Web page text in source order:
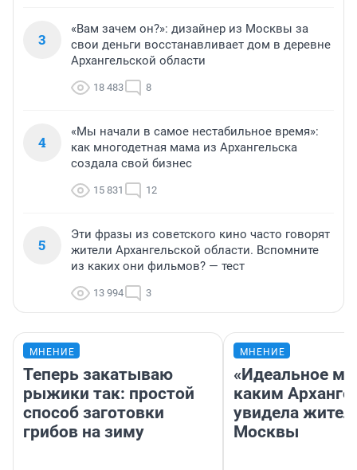
3
«Вам зачем он?»: дизайнер из Москвы за
свои деньги восстанавливает дом в деревне
Архангельской области
18 483 8
4
«Мы начали в самое нестабильное время»:
как многодетная мама из Архангельска
создала свой бизнес
15 831 12
5
Эти фразы из советского кино часто говорят
жители Архангельской области. Вспомните
из каких они фильмов? — тест
13 994 3
МНЕНИЕ
Теперь закатываю
рыжики так: простой
способ заготовки
грибов на зиму
МНЕНИЕ
«Идеальное
каким
увидела
Москвы